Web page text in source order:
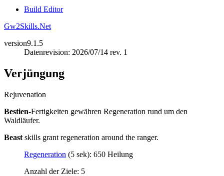
Build Editor
Gw2Skills.Net
version9.1.5
Datenrevision: 2026/07/14 rev. 1
Verjüngung
Rejuvenation
Bestien-Fertigkeiten gewähren Regeneration rund um den
Waldläufer.
Beast skills grant regeneration around the ranger.
Regeneration (5 sek): 650 Heilung
Anzahl der Ziele: 5